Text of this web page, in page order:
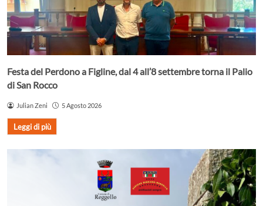
Festa del Perdono a Figline, dal 4 all’8 settembre torna il Palio
di San Rocco
Julian Zeni 5 Agosto 2026
Leggi di più